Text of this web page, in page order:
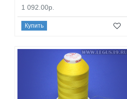
1 092.00р.
Купить